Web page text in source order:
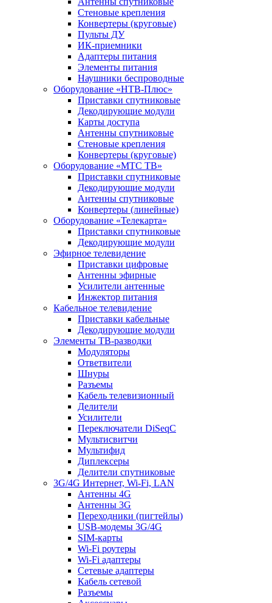
Стеновые крепления
Конвертеры (круговые)
Пульты ДУ
ИК-приемники
Адаптеры питания
Элементы питания
Наушники беспроводные
Оборудование «НТВ-Плюс»
Приставки спутниковые
Декодирующие модули
Карты доступа
Антенны спутниковые
Стеновые крепления
Конвертеры (круговые)
Оборудование «МТС ТВ»
Приставки спутниковые
Декодирующие модули
Антенны спутниковые
Конвертеры (линейные)
Оборудование «Телекарта»
Приставки спутниковые
Декодирующие модули
Эфирное телевидение
Приставки цифровые
Антенны эфирные
Усилители антенные
Инжектор питания
Кабельное телевидение
Приставки кабельные
Декодирующие модули
Элементы ТВ-разводки
Модуляторы
Ответвители
Шнуры
Разъемы
Кабель телевизионный
Делители
Усилители
Переключатели DiSeqC
Мультисвитчи
Мультифид
Диплексеры
Делители спутниковые
3G/4G Интернет, Wi-Fi, LAN
Антенны 4G
Антенны 3G
Переходники (пигтейлы)
USB-модемы 3G/4G
SIM-карты
Wi-Fi роутеры
Wi-Fi адаптеры
Сетевые адаптеры
Кабель сетевой
Разъемы